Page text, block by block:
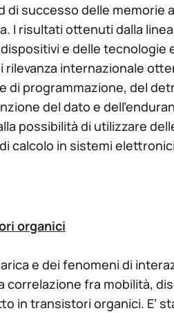
successo delle memorie
I risultati ottenuti dalla
e delle
internazionale
programmazione, del
del dato e
possibilità di utilizzare
calcolo in sistemi
organici
e dei fenomeni di
fra mobilità,
in transistori organici. E’